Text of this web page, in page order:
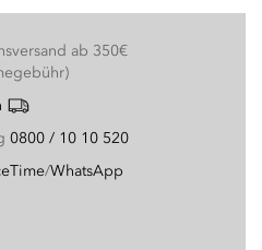
ab 350€
0800 / 10 10 520
/WhatsApp